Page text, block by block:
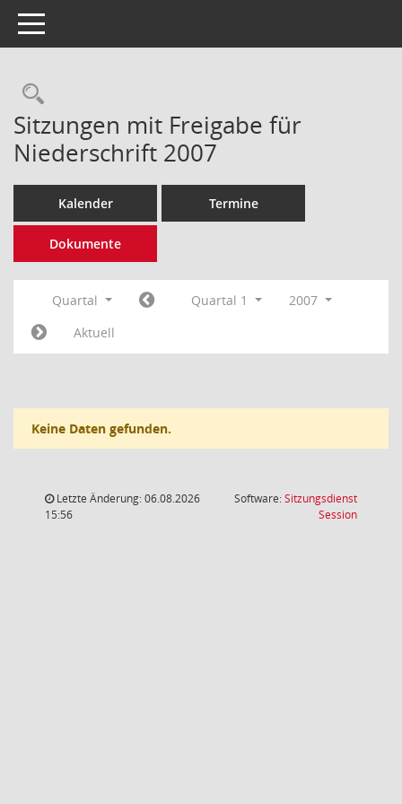
Toggle navigation
Rechercheauswahl
Sitzungen mit Freigabe für
Niederschrift 2007
Kalender Termine
Dokumente
Quartal Quartal 1
2007
Aktuell
Keine Daten gefunden.
Letzte Änderung: 06.08.2026
15:56
Software:Sitzungsdienst
Session(Wird in